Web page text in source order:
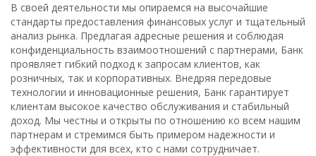
В своей деятельности мы опираемся на высочайшие
стандарты предоставления финансовых услуг и тщательный
анализ рынка. Предлагая адресные решения и соблюдая
конфиденциальность взаимоотношений с партнерами, Банк
проявляет гибкий подход к запросам клиентов, как
розничных, так и корпоративных. Внедряя передовые
технологии и инновационные решения, Банк гарантирует
клиентам высокое качество обслуживания и стабильный
доход. Мы честны и открыты по отношению ко всем нашим
партнерам и стремимся быть примером надежности и
эффективности для всех, кто с нами сотрудничает.